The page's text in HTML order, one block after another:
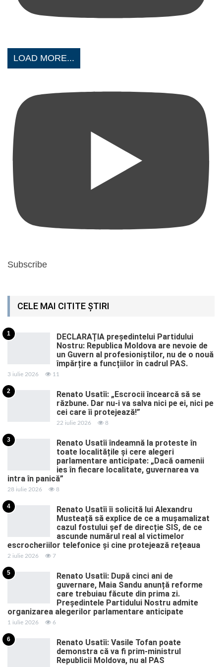
LOAD MORE...
Subscribe
CELE MAI CITITE ȘTIRI
1
DECLARAȚIA președintelui Partidului
Nostru: Republica Moldova are nevoie de
un Guvern al profesioniștilor, nu de o nouă
împărțire a funcțiilor în cadrul PAS.
3 iulie 2026 11
2
Renato Usatîi: „Escrocii încearcă să se
răzbune. Dar nu-i va salva nici pe ei, nici pe
cei care îi protejează!”
22 iulie 2026 8
3
Renato Usatîi îndeamnă la proteste în
toate localitățile și cere alegeri
parlamentare anticipate: „Dacă oamenii
ies în fiecare localitate, guvernarea va
intra în panică”
28 iulie 2026 8
4
Renato Usatîi îi solicită lui Alexandru
Musteață să explice de ce a mușamalizat
cazul fostului șef de direcție SIS, de ce
ascunde numărul real al victimelor
escrocheriilor telefonice și cine protejează rețeaua
2 iulie 2026 7
5
Renato Usatîi: După cinci ani de
guvernare, Maia Sandu anunță reforme
care trebuiau făcute din prima zi.
Președintele Partidului Nostru admite
organizarea alegerilor parlamentare anticipate
1 iulie 2026 6
6
Renato Usatîi: Vasile Tofan poate
demonstra că va fi prim-ministrul
Republicii Moldova, nu al PAS